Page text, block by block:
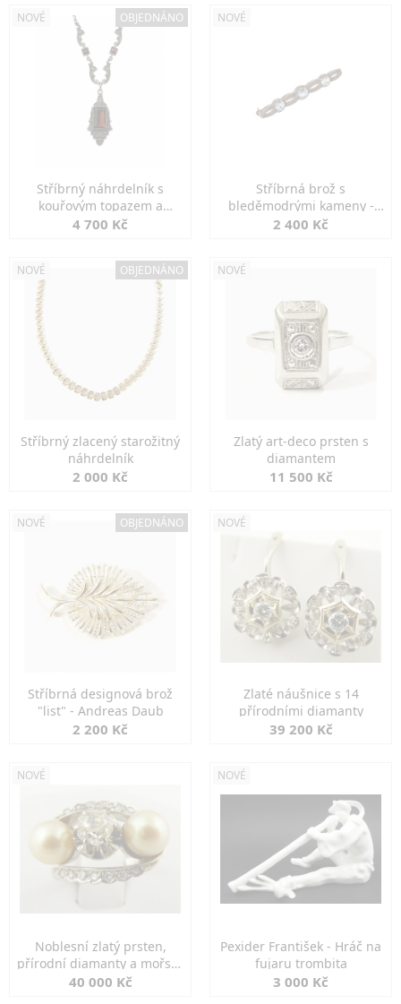
NOVÉ OBJEDNÁNO
Stříbrný náhrdelník s
kouřovým topazem a
markazity
4 700 Kč
NOVÉ
Stříbrná brož s
bleděmodrými kameny -
jemná elegance
2 400 Kč
NOVÉ OBJEDNÁNO
Stříbrný zlacený starožitný
náhrdelník
2 000 Kč
NOVÉ
Zlatý art-deco prsten s
diamantem
11 500 Kč
NOVÉ OBJEDNÁNO
Stříbrná designová brož
"list" - Andreas Daub
2 200 Kč
NOVÉ
Zlaté náušnice s 14
přírodními diamanty
39 200 Kč
NOVÉ
Noblesní zlatý prsten,
přírodní diamanty a mořské
perly
40 000 Kč
NOVÉ
Pexider František - Hráč na
fujaru trombita
3 000 Kč